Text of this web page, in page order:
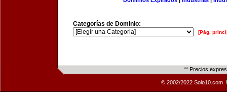
Categorías de Dominio:
[Pág.
** Precios
© 2002/2022 Solo10.com